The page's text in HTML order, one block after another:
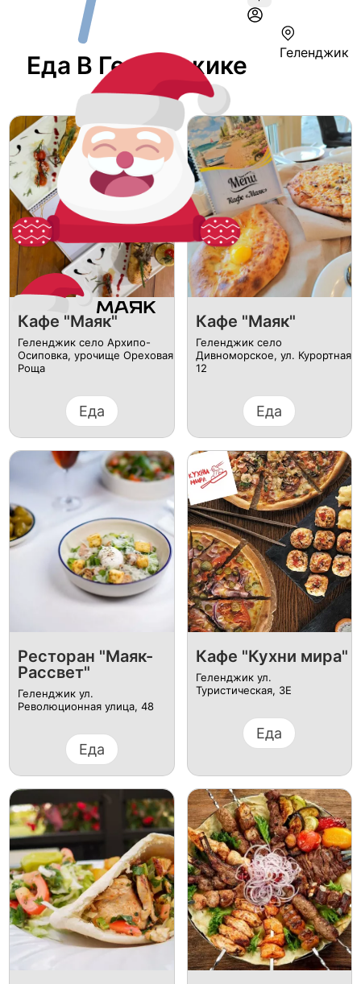
Геленджик
Еда В Геленджике
Кафе "Маяк"
Геленджик село Архипо-
Осиповка, урочище Ореховая
Роща
Еда
Кафе "Маяк"
Геленджик село
Дивноморское, ул. Курортная
12
Еда
Ресторан "Маяк-
Рассвет"
Геленджик ул.
Революционная улица, 48
Еда
Кафе "Кухни мира"
Геленджик ул. ​
Туристическая, 3Е
Еда